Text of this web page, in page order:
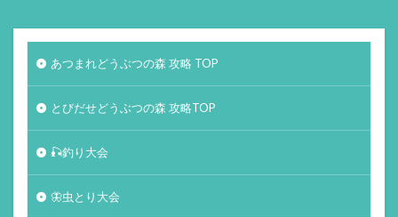
あつまれどうぶつの森 攻略 TOP
とびだせどうぶつの森 攻略TOP
🎣釣り大会
🦋虫とり大会